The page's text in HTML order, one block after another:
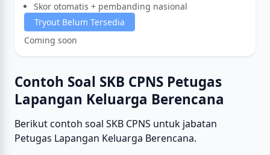
Skor otomatis + pembanding nasional
Tryout Belum Tersedia
Coming soon
Contoh Soal SKB CPNS Petugas
Lapangan Keluarga Berencana
Berikut contoh soal SKB CPNS untuk jabatan
Petugas Lapangan Keluarga Berencana.